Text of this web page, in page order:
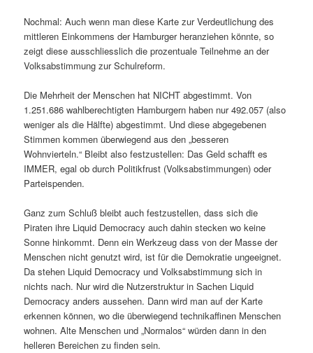
Nochmal: Auch wenn man diese Karte zur Verdeutlichung des
mittleren Einkommens der Hamburger heranziehen könnte, so
zeigt diese ausschliesslich die prozentuale Teilnehme an der
Volksabstimmung zur Schulreform.
Die Mehrheit der Menschen hat NICHT abgestimmt. Von
1.251.686 wahlberechtigten Hamburgern haben nur 492.057 (also
weniger als die Hälfte) abgestimmt. Und diese abgegebenen
Stimmen kommen überwiegend aus den „besseren
Wohnvierteln.“ Bleibt also festzustellen: Das Geld schafft es
IMMER, egal ob durch Politikfrust (Volksabstimmungen) oder
Parteispenden.
Ganz zum Schluß bleibt auch festzustellen, dass sich die
Piraten ihre Liquid Democracy auch dahin stecken wo keine
Sonne hinkommt. Denn ein Werkzeug dass von der Masse der
Menschen nicht genutzt wird, ist für die Demokratie ungeeignet.
Da stehen Liquid Democracy und Volksabstimmung sich in
nichts nach. Nur wird die Nutzerstruktur in Sachen Liquid
Democracy anders aussehen. Dann wird man auf der Karte
erkennen können, wo die überwiegend technikaffinen Menschen
wohnen. Alte Menschen und „Normalos“ würden dann in den
helleren Bereichen zu finden sein.